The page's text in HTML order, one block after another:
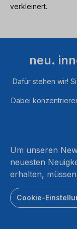
verkleinert.
neu.
Dafür stehen wir!
Dabei
Um unseren
neuesten
erhalten,
Cookie-